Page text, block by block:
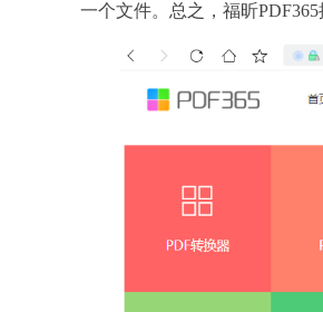
一个文件。总之，福昕